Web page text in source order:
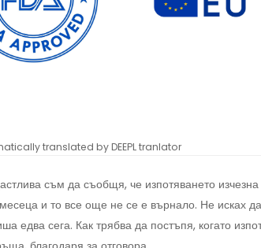
translated by DEEPL tranlator
съм да съобщя, че изпотяването
и то все още не се е върнало. Не исках
едва сега. Как трябва да постъпя, когато